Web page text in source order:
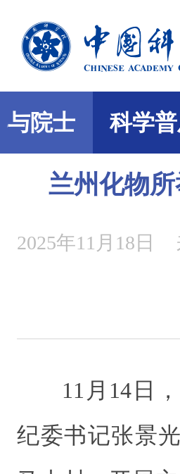
与院士 科学普
兰州化物
2025年11月18日
11月14日
纪委书记张景